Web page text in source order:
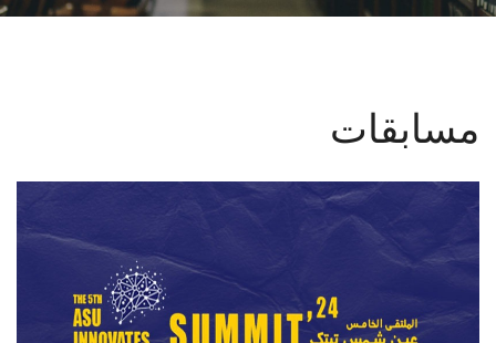
البحث العلمي
الأنظمة الذكية
تواصل معنا
مسابقات